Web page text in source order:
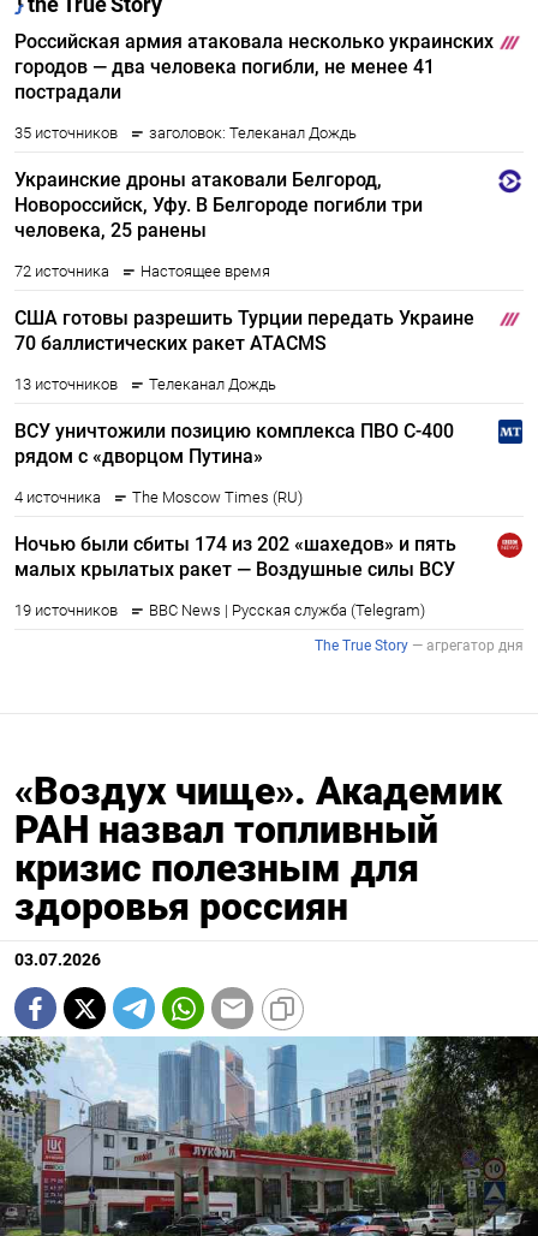
«Воздух чище». Академик
РАН назвал топливный
кризис полезным для
здоровья россиян
03.07.2026